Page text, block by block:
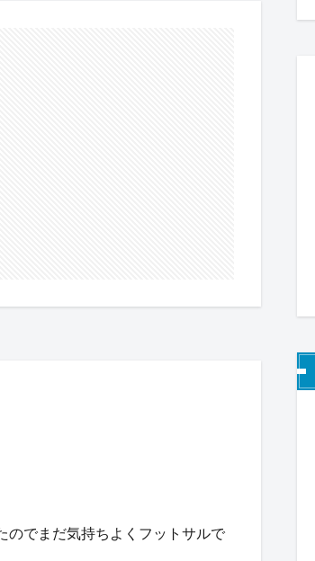
のでまだ気持ちよくフットサルで